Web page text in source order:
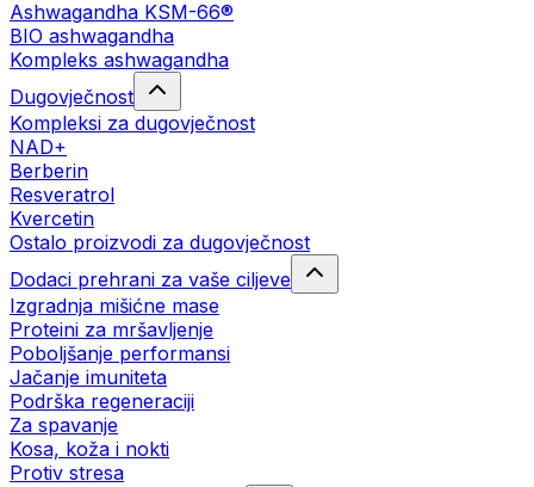
Ashwagandha KSM-66®
BIO ashwagandha
Kompleks ashwagandha
Dugovječnost
Kompleksi za dugovječnost
NAD+
Berberin
Resveratrol
Kvercetin
Ostalo proizvodi za dugovječnost
Dodaci prehrani za vaše ciljeve
Izgradnja mišićne mase
Proteini za mršavljenje
Poboljšanje performansi
Jačanje imuniteta
Podrška regeneraciji
Za spavanje
Kosa, koža i nokti
Protiv stresa